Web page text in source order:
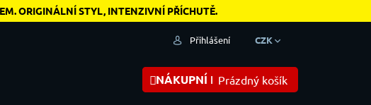
ORIGINÁLNÍ STYL, INTENZIVNÍ PŘÍCHUTĚ.
CZK
Přihlášení
NÁKUPNÍ KOŠÍKPrázdný košík